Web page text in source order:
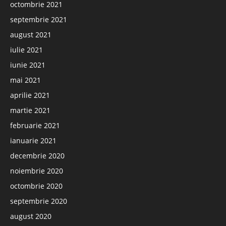
octombrie 2021
septembrie 2021
august 2021
iulie 2021
iunie 2021
mai 2021
aprilie 2021
martie 2021
februarie 2021
ianuarie 2021
decembrie 2020
noiembrie 2020
octombrie 2020
septembrie 2020
august 2020